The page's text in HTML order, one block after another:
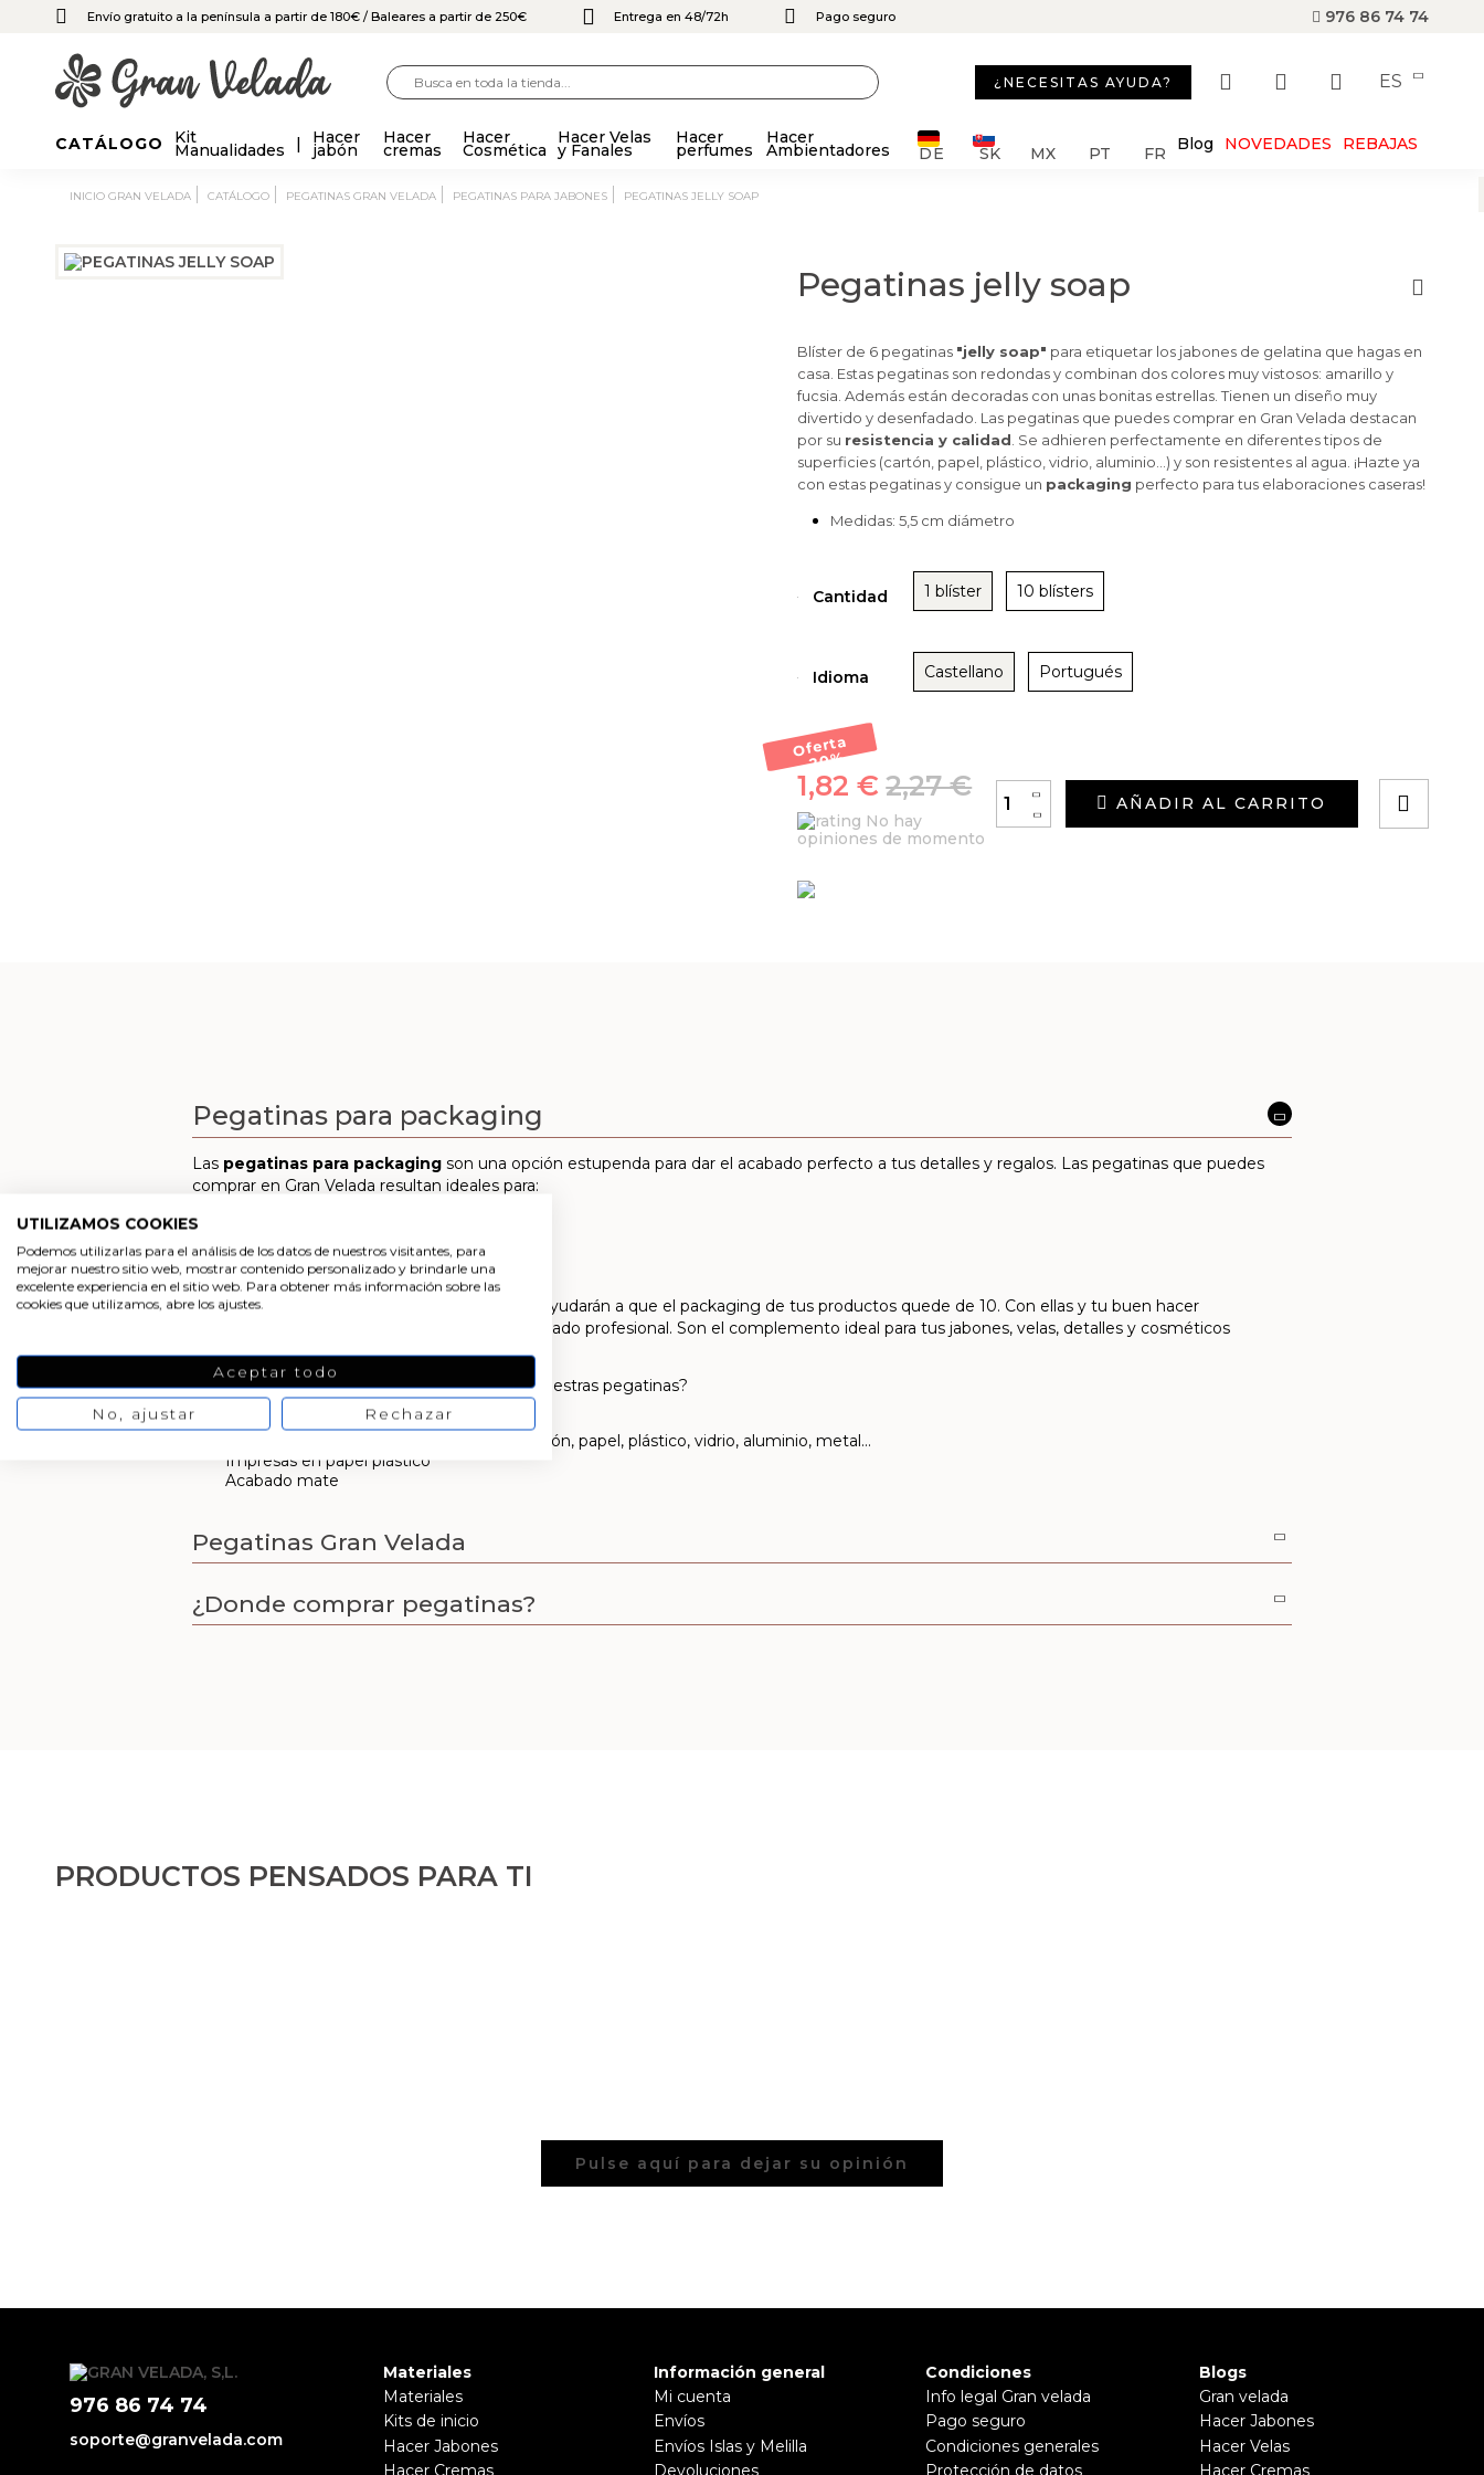
Envío gratuito a la península a partir de 180€ / Baleares a partir de 250€ Entrega en 48/72h Pago seguro 976 86 74 74
¿NECESITAS AYUDA? ES
CATÁLOGO Kit
Manualidades
Hacer
jabón
Hacer
cremas
Hacer
Cosmética
Hacer Velas
y Fanales
Hacer
perfumes
Hacer
Ambientadores DE SK MX PT FR Blog NOVEDADES REBAJAS
INICIO GRAN VELADA CATÁLOGO PEGATINAS GRAN VELADA PEGATINAS PARA JABONES PEGATINAS JELLY SOAP
Pegatinas jelly soap
Blíster de 6 pegatinas "jelly soap" para etiquetar los jabones de gelatina que hagas en
casa. Estas pegatinas son redondas y combinan dos colores muy vistosos: amarillo y
fucsia. Además están decoradas con unas bonitas estrellas. Tienen un diseño muy
divertido y desenfadado. Las pegatinas que puedes comprar en Gran Velada destacan
por su resistencia y calidad . Se adhieren perfectamente en diferentes tipos de
superficies (cartón, papel, plástico, vidrio, aluminio…) y son resistentes al agua. ¡Hazte ya
con estas pegatinas y consigue un packaging perfecto para tus elaboraciones caseras!
Medidas: 5,5 cm diámetro
Cantidad 1 blíster 10 blísters
Idioma Castellano Portugués
Oferta
-20
%
2,27 €
1,82 €
No hay
opiniones de momento
-
+
AÑADIR AL CARRITO
Pegatinas para packaging
Las pegatinas para packaging son una opción estupenda para dar el acabado perfecto a tus detalles y regalos. Las pegatinas que puedes
comprar en Gran Velada resultan ideales para:
Etiquetar tus elaboraciones DIY
En definitiva, las pegatinas de Gran Velada te ayudarán a que el packaging de tus productos quede de 10. Con ellas y tu buen hacer
conseguirás elaboraciones caseras con un acabado profesional. Son el complemento ideal para tus jabones, velas, detalles y cosméticos
caseros.
¿Cuáles son las principales características de nuestras pegatinas?
Resistentes, incluso al agua
Adhesivas en todo tipo de superficies: cartón, papel, plástico, vidrio, aluminio, metal…
Impresas en papel plástico
Acabado mate
Pegatinas Gran Velada
¿Donde comprar pegatinas?
PRODUCTOS PENSADOS PARA TI
Pulse aquí para dejar su opinión
976 86 74 74
soporte@granvelada.com
Materiales
Materiales
Kits de inicio
Hacer Jabones
Hacer Cremas
Información general
Mi cuenta
Envíos
Envíos Islas y Melilla
Devoluciones
Condiciones
Info legal Gran velada
Pago seguro
Condiciones generales
Protección de datos
Blogs
Gran velada
Hacer Jabones
Hacer Velas
Hacer Cremas
UTILIZAMOS COOKIES
Podemos utilizarlas para el análisis de los datos de nuestros visitantes, para
mejorar nuestro sitio web, mostrar contenido personalizado y brindarle una
excelente experiencia en el sitio web. Para obtener más información sobre las
cookies que utilizamos, abre los ajustes.
Aceptar todo
No, ajustar Rechazar